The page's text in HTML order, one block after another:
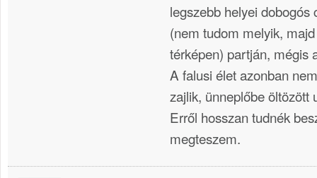
legszebb helyei dobogós
(nem tudom melyik,
térképen) partján, mégis
A falusi élet azonban
zajlik, ünneplőbe öltözött
Erről hosszan tudnék
megteszem.